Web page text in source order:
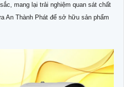
mang lại trải nghiệm quan sát chất
An Thành Phát để sở hữu sản phẩm